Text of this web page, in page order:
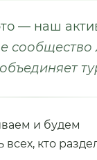
— наш
сообщество
и будем
кто